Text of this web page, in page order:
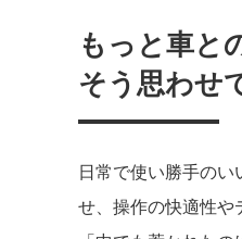
もっと車と
そう思わせ
日常で使い勝手の
せ、操作の快適性や